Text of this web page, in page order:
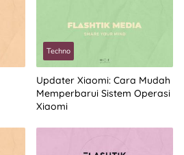
Techno
Updater Xiaomi: Cara Mudah
Memperbarui Sistem Operasi
Xiaomi